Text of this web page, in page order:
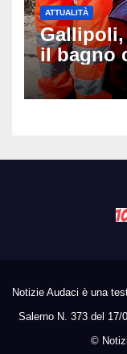
ATTUALITÀ
Gallipoli,
il bagno
a 19
disperati
Notizie Audaci è una
Salerno N. 373 del 17/
©